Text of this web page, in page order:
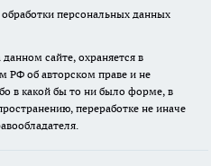
персональных данных
сайте, охраняется в
РФ об авторском праве и не
в какой бы то ни было форме, в
переработке не иначе